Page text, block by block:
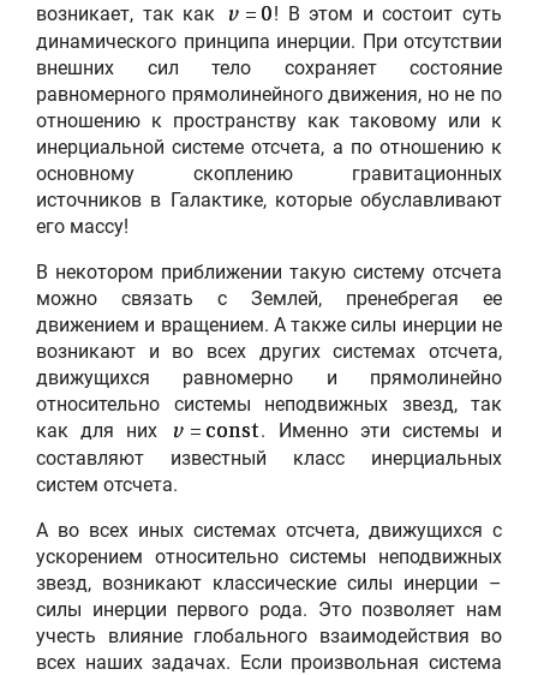
возникает, так как
v = 0! В этом и состоит суть
динамического принципа инерции. При отсутствии
внешних сил тело сохраняет состояние
равномерного прямолинейного движения, но не по
отношению к пространству как таковому или к
инерциальной системе отсчета, а по отношению к
основному скоплению гравитационных
источников в Галактике, которые обуславливают
его массу!
В некотором приближении такую систему отсчета
можно связать с Землей, пренебрегая ее
движением и вращением. А также силы инерции не
возникают и во всех других системах отсчета,
движущихся равномерно и прямолинейно
относительно системы неподвижных звезд, так
как для них
v = const. Именно эти системы и
составляют известный класс инерциальных
систем отсчета.
А во всех иных системах отсчета, движущихся с
ускорением относительно системы неподвижных
звезд, возникают классические силы инерции –
силы инерции первого рода. Это позволяет нам
учесть влияние глобального взаимодействия во
всех наших задачах. Если произвольная система